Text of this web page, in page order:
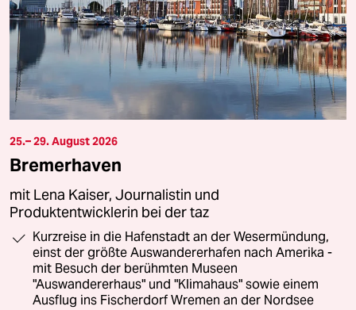
25.– 29. August 2026
Bremerhaven
mit Lena Kaiser, Journalistin und
Produktentwicklerin bei der taz
Kurzreise in die Hafenstadt an der Wesermündung,
einst der größte Auswandererhafen nach Amerika -
mit Besuch der berühmten Museen
"Auswandererhaus" und "Klimahaus" sowie einem
Ausflug ins Fischerdorf Wremen an der Nordsee